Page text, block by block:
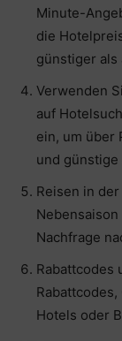
Minute-
die
günstiger als
Verwenden
auf
ein, um über
und
Reisen in
Nachfrage
Rabattcodes
Hotels oder